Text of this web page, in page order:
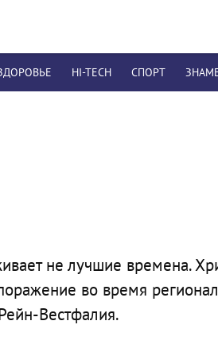
HI-TECH СПОРТ
не лучшие времена.
во время
Вестфалия.